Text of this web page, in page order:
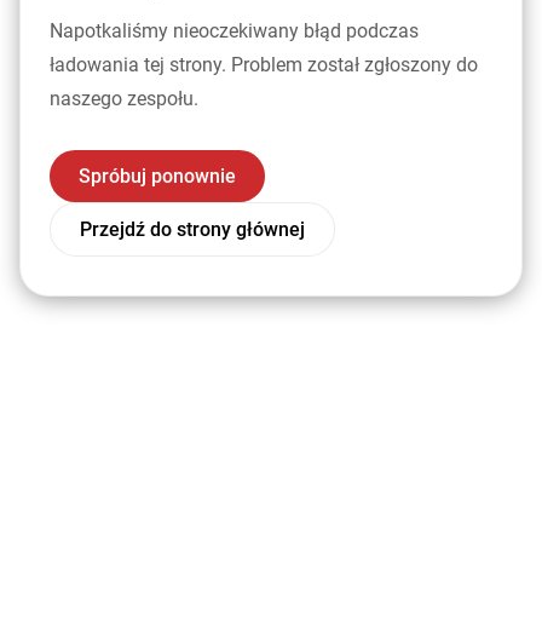
Napotkaliśmy nieoczekiwany błąd podczas
ładowania tej strony. Problem został zgłoszony do
naszego zespołu.
Spróbuj ponownie
Przejdź do strony głównej